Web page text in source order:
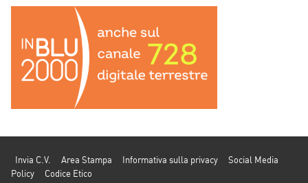
Invia C.V. Area Stampa Informativa sulla privacy
Social Media
Policy
Codice Etico